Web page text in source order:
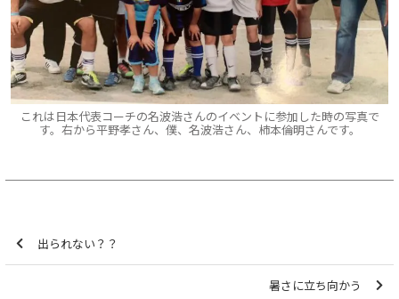
これは日本代表コーチの名波浩さんのイベントに参加した時の写真で
す。右から平野孝さん、僕、名波浩さん、柿本倫明さんです。
出られない？？
暑さに立ち向かう